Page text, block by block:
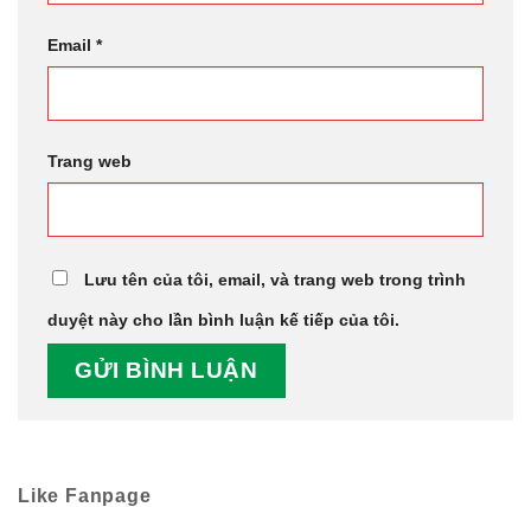
Email *
Trang web
Lưu tên của tôi, email, và trang web trong trình
duyệt này cho lần bình luận kế tiếp của tôi.
Like Fanpage